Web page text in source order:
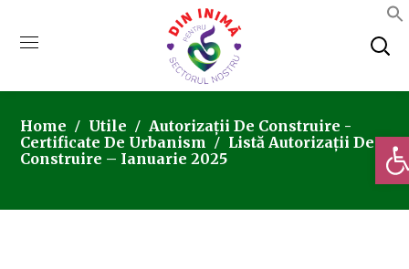
Home Utile
Autorizații De Construire -
Certificate De Urbanism
Listă Autorizații De
Construire – Ianuarie 2025